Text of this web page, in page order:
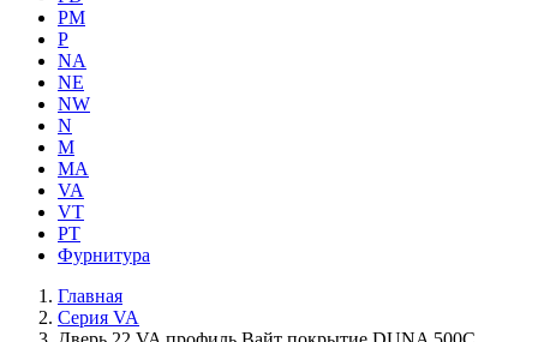
PM
P
NA
NE
NW
N
M
MA
VA
VT
PT
Фурнитура
Главная
Серия VA